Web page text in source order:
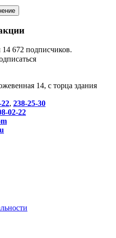
672 подписчиков.
14, с торца здания
22, 238-25-30
02-22